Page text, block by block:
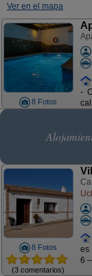
Ver en el mapa
8 Fotos
-
8 Fotos
(3 comentarios)
es
6